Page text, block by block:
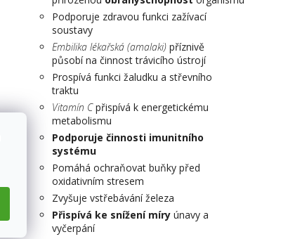
Podporuje zdravou funkci zažívací
soustavy
Embilika lékařská (amalaki) příznivě
působí na činnost trávicího ústrojí
Prospívá funkci žaludku a střevního
traktu
Vitamín C přispívá k energetickému
metabolismu
Podporuje činnosti imunitního
systému
Pomáhá ochraňovat buňky před
oxidativním stresem
Zvyšuje vstřebávání železa
Přispívá ke snížení míryúnavy a
vyčerpání